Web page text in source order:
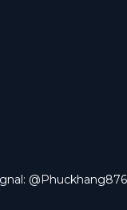
@Phuckhang876